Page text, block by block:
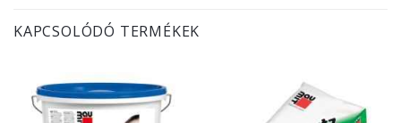
KAPCSOLÓDÓ TERMÉKEK